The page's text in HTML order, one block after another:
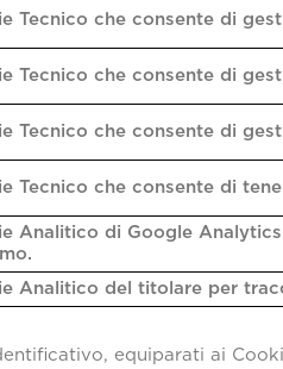
Tecnico che consente di
Tecnico che consente di
Tecnico che consente di
Tecnico che consente di
Analitico di Google
Analitico del titolare per
equiparati ai